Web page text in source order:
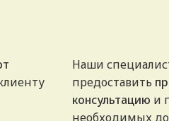
Наши
предоставить
консультацию и
необходимых